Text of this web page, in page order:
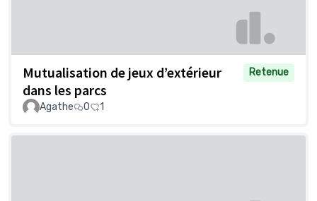
Mutualisation de jeux d’extérieur
dans les parcs
Retenue
Agathe 0 1